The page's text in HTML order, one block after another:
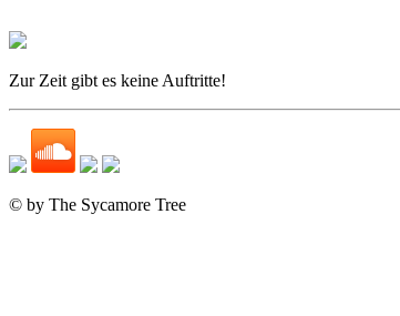
Zur Zeit gibt es keine Auftritte!
© by The Sycamore Tree